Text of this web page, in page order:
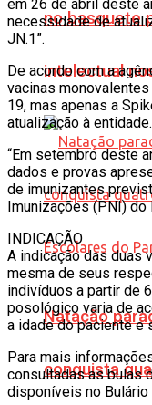
no basquete
intelectual
Natação
conquista
em 26 de abril deste
necessidade de
JN.1”.
De acordo com a
vacinas
19, mas apenas a
atualização à entidade.
“Em setembro deste
dados e provas
de imunizantes
Imunizações (PNI) do
INDICAÇÃO
A indicação das duas
mesma de seus
indivíduos a partir de
posológico varia de
a idade do paciente e
Para mais
consultadas as bulas
disponíveis no Bulário